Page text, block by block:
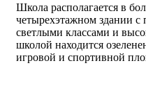
Школа располагается в
четырехэтажном здании
светлыми классами и
школой находится
игровой и спортивной